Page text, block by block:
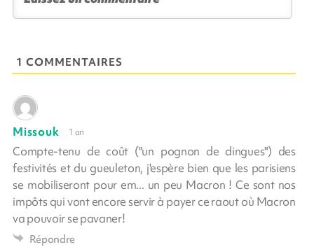
1 COMMENTAIRES
Missouk 1 an
Compte-tenu de coût ("un pognon de dingues") des
festivités et du gueuleton, j'espère bien que les parisiens
se mobiliseront pour em... un peu Macron ! Ce sont nos
impôts qui vont encore servir à payer ce raout où Macron
va pouvoir se pavaner!
Répondre